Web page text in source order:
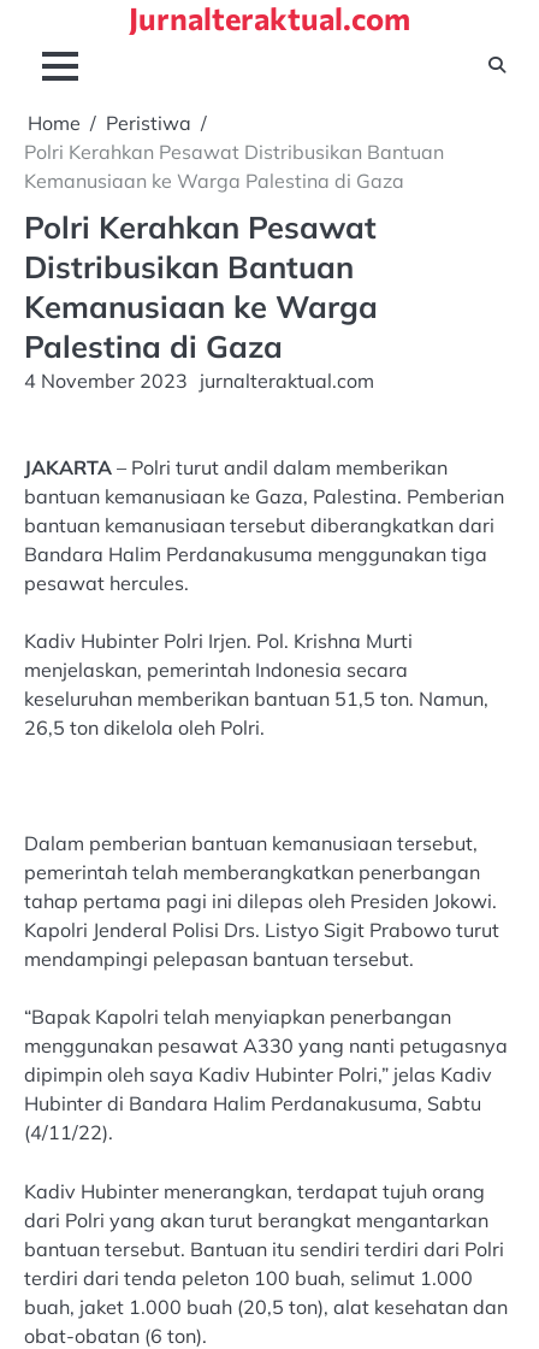
content
Jurnalteraktual.com
Home
Peristiwa
Polri Kerahkan Pesawat Distribusikan Bantuan
Kemanusiaan ke Warga Palestina di Gaza
Polri Kerahkan Pesawat
Distribusikan Bantuan
Kemanusiaan ke Warga
Palestina di Gaza
4 November 2023 jurnalteraktual.com
JAKARTA – Polri turut andil dalam memberikan
bantuan kemanusiaan ke Gaza, Palestina. Pemberian
bantuan kemanusiaan tersebut diberangkatkan dari
Bandara Halim Perdanakusuma menggunakan tiga
pesawat hercules.
Kadiv Hubinter Polri Irjen. Pol. Krishna Murti
menjelaskan, pemerintah Indonesia secara
keseluruhan memberikan bantuan 51,5 ton. Namun,
26,5 ton dikelola oleh Polri.
Dalam pemberian bantuan kemanusiaan tersebut,
pemerintah telah memberangkatkan penerbangan
tahap pertama pagi ini dilepas oleh Presiden Jokowi.
Kapolri Jenderal Polisi Drs. Listyo Sigit Prabowo turut
mendampingi pelepasan bantuan tersebut.
“Bapak Kapolri telah menyiapkan penerbangan
menggunakan pesawat A330 yang nanti petugasnya
dipimpin oleh saya Kadiv Hubinter Polri,” jelas Kadiv
Hubinter di Bandara Halim Perdanakusuma, Sabtu
(4/11/22).
Kadiv Hubinter menerangkan, terdapat tujuh orang
dari Polri yang akan turut berangkat mengantarkan
bantuan tersebut. Bantuan itu sendiri terdiri dari Polri
terdiri dari tenda peleton 100 buah, selimut 1.000
buah, jaket 1.000 buah (20,5 ton), alat kesehatan dan
obat-obatan (6 ton).